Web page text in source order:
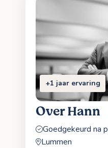
+1 jaar ervaring
Over Hann
Goedgekeurd na
Lummen